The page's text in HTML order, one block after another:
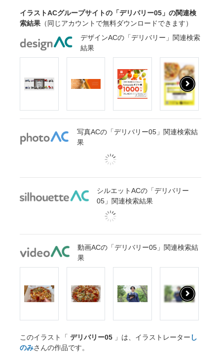
イラストACグループサイトの「デリバリー05」の関連検
索結果 （同じアカウントで無料ダウンロードできます）
デザインACの「デリバリー」関連検索
結果
写真ACの「デリバリー05」関連検索結
果
シルエットACの「デリバリー
05」関連検索結果
動画ACの「デリバリー05」関連検索結
果
このイラスト「 デリバリー05 」は、イラストレーター し
のみさんの作品です。